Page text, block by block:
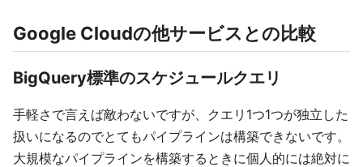
Google Cloudの他サービスとの比較
BigQuery標準のスケジュールクエリ
手軽さで言えば敵わないですが、クエリ1つ1つが独立した
扱いになるのでとてもパイプラインは構築できないです。
大規模なパイプラインを構築するときに個人的には絶対に